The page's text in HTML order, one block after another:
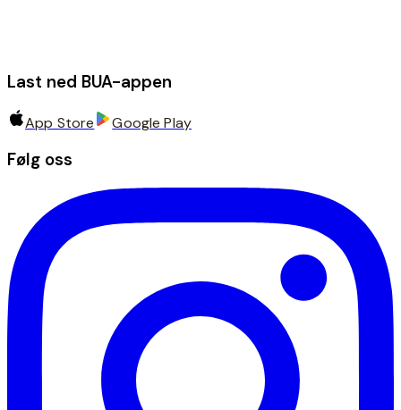
Last ned BUA-appen
App Store Google Play
Følg oss